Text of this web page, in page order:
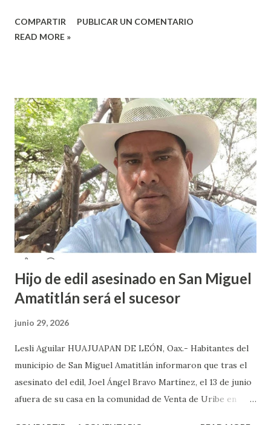
colocado un tendedero de denuncias por el tema de acoso
la colectiva acudieron a la Prepa 3 a recibir las denuncias de
acosos sexual por parte de sus profesores sin que las
autoridades educativas hicieran nada. Valeria Palma informó
que durante los 5 años que llevan realizando la marcha
feminista la Escuela Preparatoria 3 es una de las escuelas
que más denuncias recibe por tema de acosos sexual, por lo
que decidieron acudir a la institución y acuerpar a las e...
COMPARTIR
PUBLICAR UN COMENTARIO
READ MORE »
Hijo de edil asesinado en San Miguel
Amatitlán será el sucesor
junio 29, 2026
Lesli Aguilar HUAJUAPAN DE LEÓN, Oax.- Habitantes del
municipio de San Miguel Amatitlán informaron que tras el
asesinato del edil, Joel Ángel Bravo Martínez, el 13 de junio
afuera de su casa en la comunidad de Venta de Uribe en